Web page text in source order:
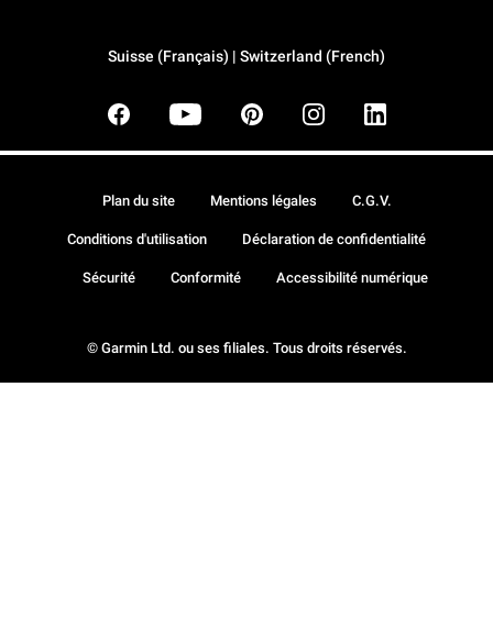
Suisse (Français) | Switzerland (French)
© Garmin Ltd. ou ses filiales. Tous droits réservés.
Plan du site Mentions légales C.G.V.
Conditions d'utilisation Déclaration de confidentialité
Sécurité Conformité Accessibilité numérique